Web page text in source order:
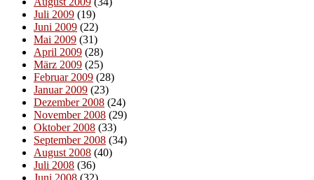
Juli 2009 (19)
Juni 2009 (22)
Mai 2009 (31)
April 2009 (28)
März 2009 (25)
Februar 2009 (28)
Januar 2009 (23)
Dezember 2008 (24)
November 2008 (29)
Oktober 2008 (33)
September 2008 (34)
August 2008 (40)
Juli 2008 (36)
Juni 2008 (32)